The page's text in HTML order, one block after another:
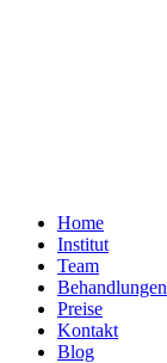
Home
Institut
Team
Behandlungen
Preise
Kontakt
Blog